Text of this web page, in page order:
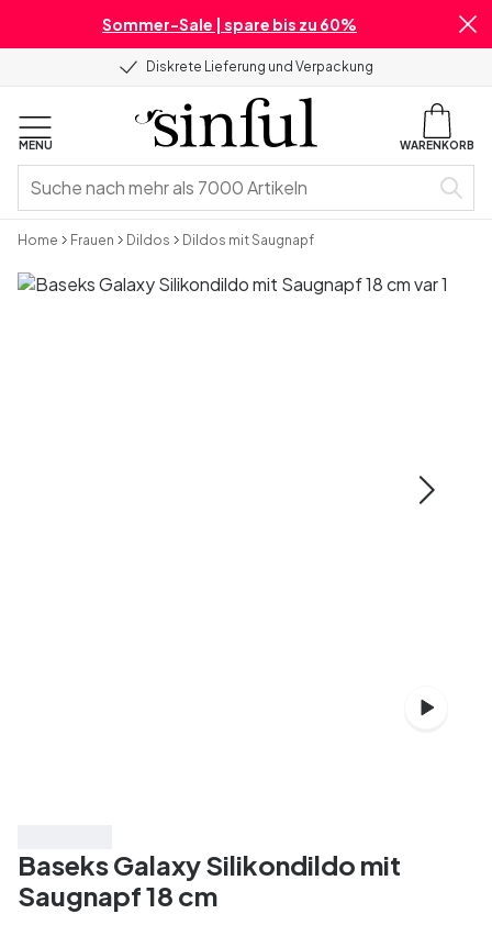
Sommer-Sale | spare bis zu 60%
Diskrete Lieferung und Verpackung
MENU WARENKORB
Home Frauen Dildos Dildos mit Saugnapf
Baseks Galaxy Silikondildo mit
Saugnapf 18 cm